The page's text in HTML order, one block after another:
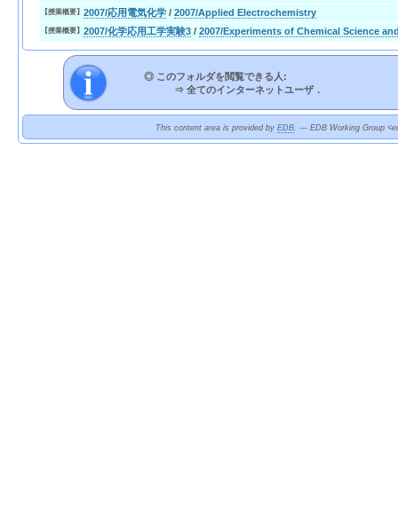
【授業概要】 2007/応用電気化学 / 2007/Applied Electrochemistry
【授業概要】 2007/化学応用工学実験3 / 2007/Experiments of Chemical Science
◎ このフォルダを閲覧できる人:
⇒ 全てのインターネットユーザ．
This content area is provided by EDB. --- EDB Working Group